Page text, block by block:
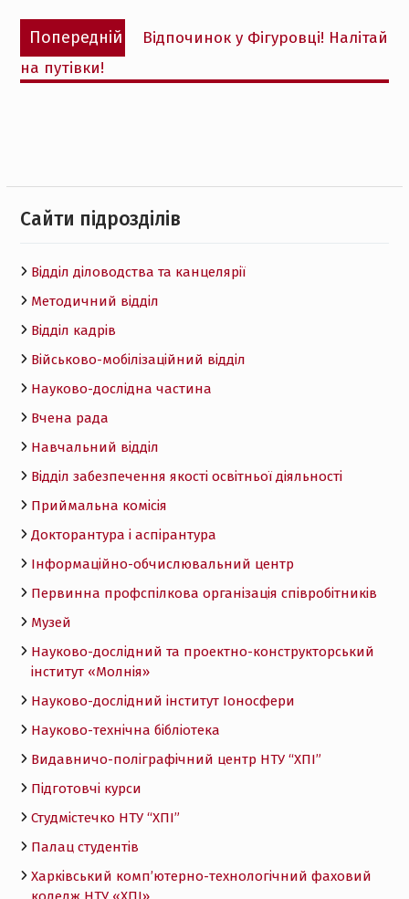
Навігація
записів
Попередній
Попередній
запис:
Відпочинок у Фігуровці! Налітай
на путівки!
Cайти підрозділів
Відділ діловодства та канцелярії
Методичний відділ
Відділ кадрів
Військово-мобілізаційний відділ
Науково-дослідна частина
Вчена рада
Навчальний відділ
Відділ забезпечення якості освітньої діяльності
Приймальна комісія
Докторантура і аспірантура
Інформаційно-обчислювальний центр
Первинна профспілкова організація співробітників
Музей
Науково-дослідний та проектно-конструкторський
інститут «Молнія»
Науково-дослідний інститут Іоносфери
Науково-технічна бібліотека
Видавничо-поліграфічний центр НТУ “ХПІ”
Підготовчі курси
Студмістечко НТУ “ХПІ”
Палац студентів
Харківський комп’ютерно-технологічний фаховий